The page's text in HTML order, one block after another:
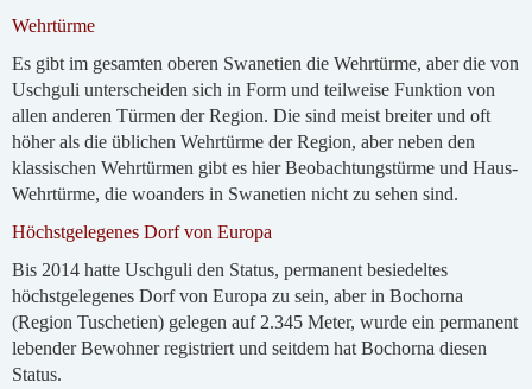
Wehrtürme
Es gibt im gesamten oberen Swanetien die Wehrtürme, aber die von
Uschguli unterscheiden sich in Form und teilweise Funktion von
allen anderen Türmen der Region. Die sind meist breiter und oft
höher als die üblichen Wehrtürme der Region, aber neben den
klassischen Wehrtürmen gibt es hier Beobachtungstürme und Haus-
Wehrtürme, die woanders in Swanetien nicht zu sehen sind.
Höchstgelegenes Dorf von Europa
Bis 2014 hatte Uschguli den Status, permanent besiedeltes
höchstgelegenes Dorf von Europa zu sein, aber in Bochorna
(Region Tuschetien) gelegen auf 2.345 Meter, wurde ein permanent
lebender Bewohner registriert und seitdem hat Bochorna diesen
Status.